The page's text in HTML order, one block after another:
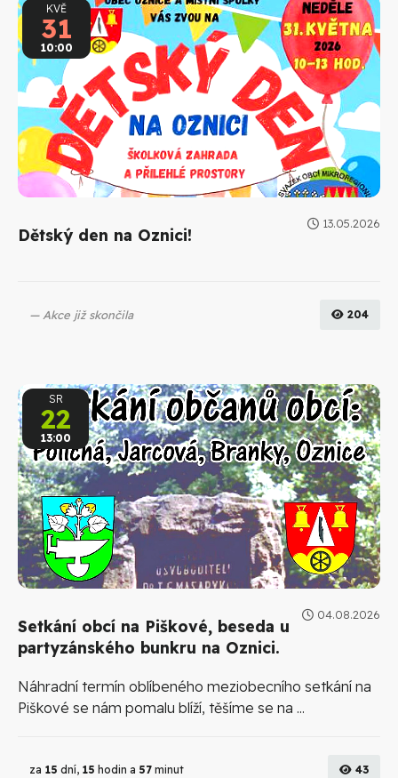
KVĚ
31
10:00
13.05.2026
Dětský den na Oznici!
Akce již skončila 204
SR
22
13:00
04.08.2026
Setkání obcí na Piškové, beseda u
partyzánského bunkru na Oznici.
Náhradní termín oblíbeného meziobecního setkání na
Piškové se nám pomalu blíží, těšíme se na ...
za 15 dní, 15 hodin a 57 minut 43